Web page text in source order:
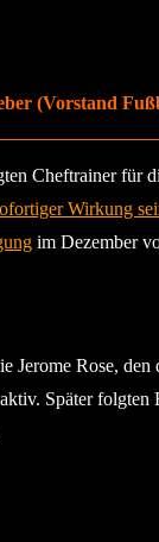
(Vorstand
Cheftrainer für
Wirkung
im Dezember
Jerome Rose,
Später